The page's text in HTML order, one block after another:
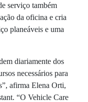
serviço também
da oficina e cria
planeáveis e uma
diariamente dos
necessários para
afirma Elena Orti,
“O Vehicle Care